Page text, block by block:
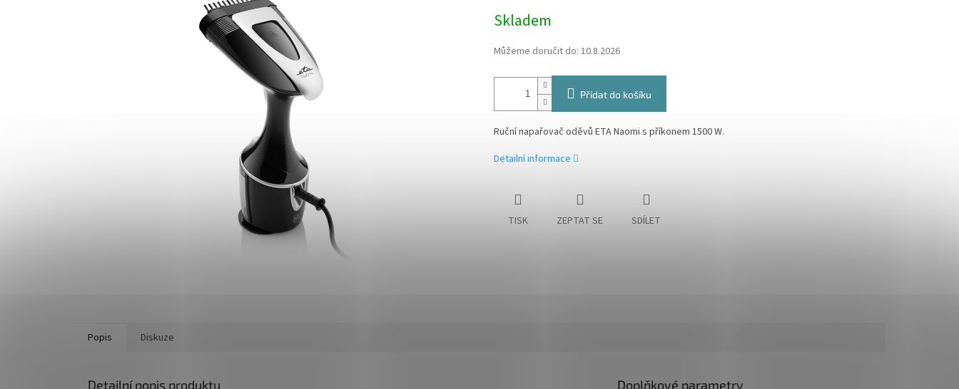
cena:
Skladem
Můžeme doručit do: 10.8.2026
Přidat do košíku
Ruční napařovač oděvů ETA Naomi s příkonem 1500 W.
Detailní informace
TISK ZEPTAT SE SDÍLET
Popis Diskuze
Detailní popis produktu Doplňkové parametry